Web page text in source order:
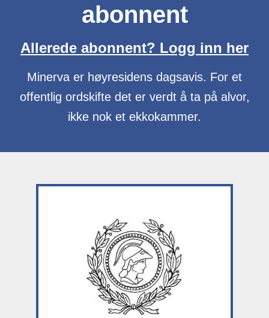
abonnent
Allerede abonnent? Logg inn her
Minerva er høyresidens dagsavis. For et
offentlig ordskifte det er verdt å ta på alvor,
ikke nok et ekkokammer.